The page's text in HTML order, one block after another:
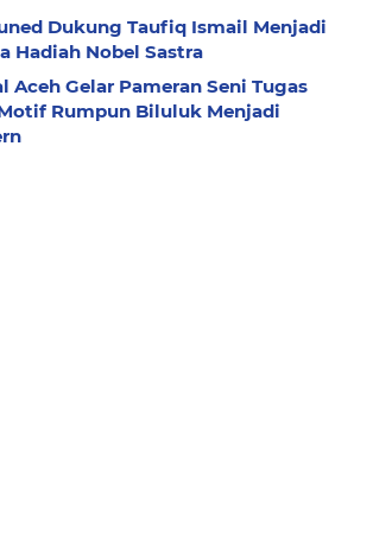
Dukung Taufiq Ismail Menjadi
Hadiah Nobel Sastra
Aceh Gelar Pameran Seni Tugas
Rumpun Biluluk Menjadi